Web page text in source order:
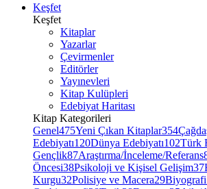
Keşfet
Keşfet
Kitaplar
Yazarlar
Çevirmenler
Editörler
Yayınevleri
Kitap Kulüpleri
Edebiyat Haritası
Kitap Kategorileri
Genel475Yeni Çıkan Kitaplar354
Edebiyatı120Dünya Edebiyatı102Türk
Gençlik87Araştırma/İnceleme/Referans
Öncesi38Psikoloji ve Kişisel Gelişim37
Kurgu32Polisiye ve Macera29